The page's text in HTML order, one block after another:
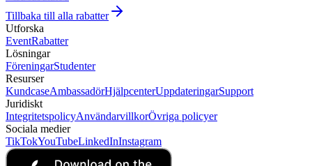
Tillbaka till alla rabatter
Utforska
EventRabatter
Lösningar
FöreningarStudenter
Resurser
KundcaseAmbassadörHjälpcenterUppdateringarSupport
Juridiskt
IntegritetspolicyAnvändarvillkorÖvriga policyer
Sociala medier
TikTokYouTubeLinkedInInstagram